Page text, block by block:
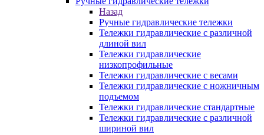
Назад
Ручные гидравлические тележки
Тележки гидравлические с различной
длиной вил
Тележки гидравлические
низкопрофильные
Тележки гидравлические с весами
Тележки гидравлические с ножничным
подъемом
Тележки гидравлические стандартные
Тележки гидравлические с различной
шириной вил